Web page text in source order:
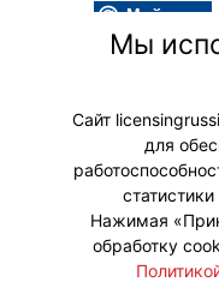
Мой мир
Мы
Сайт
для
Нажимая
обработку